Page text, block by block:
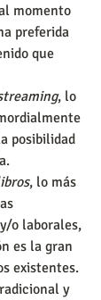
momento
preferida
que
, lo
posibilidad
, lo más
o laborales,
es la gran
existentes.
y